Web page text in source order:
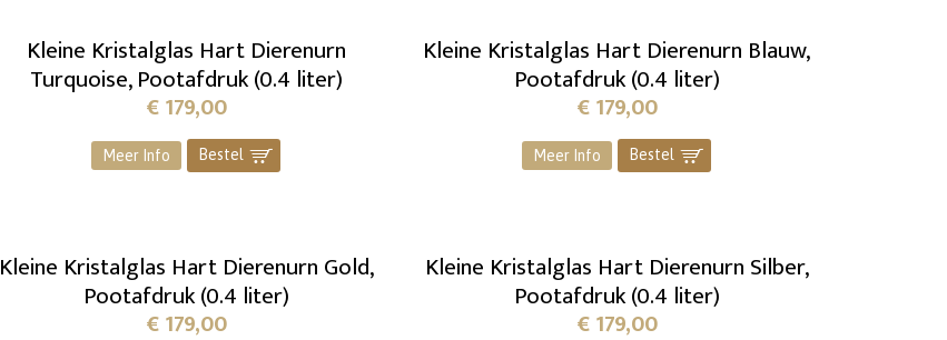
Kleine Kristalglas Hart Dierenurn
Turquoise, Pootafdruk (0.4 liter)
€179,00
Meer Info Bestel ]
Kleine Kristalglas Hart Dierenurn Blauw,
Pootafdruk (0.4 liter)
€179,00
Meer Info Bestel ]
Kleine Kristalglas Hart Dierenurn Gold,
Pootafdruk (0.4 liter)
€179,00
Kleine Kristalglas Hart Dierenurn Silber,
Pootafdruk (0.4 liter)
€179,00